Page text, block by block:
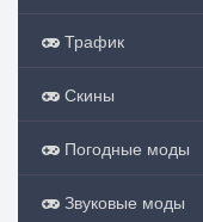
Трафик
Скины
Погодные моды
Звуковые моды